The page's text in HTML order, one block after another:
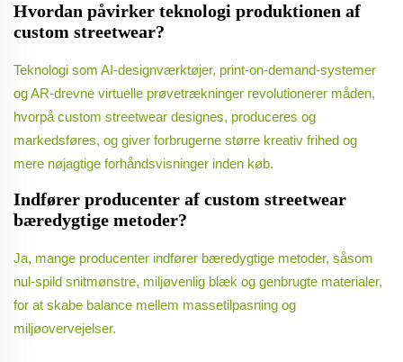
Hvordan påvirker teknologi produktionen af
custom streetwear?
Teknologi som AI-designværktøjer, print-on-demand-systemer
og AR-drevne virtuelle prøvetrækninger revolutionerer måden,
hvorpå custom streetwear designes, produceres og
markedsføres, og giver forbrugerne større kreativ frihed og
mere nøjagtige forhåndsvisninger inden køb.
Indfører producenter af custom streetwear
bæredygtige metoder?
Ja, mange producenter indfører bæredygtige metoder, såsom
nul-spild snitmønstre, miljøvenlig blæk og genbrugte materialer,
for at skabe balance mellem massetilpasning og
miljøovervejelser.